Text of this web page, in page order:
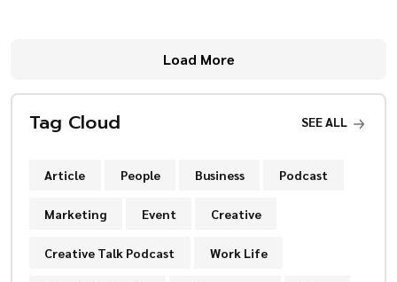
Load More
Tag Cloud SEE ALL
Article People Business Podcast
Marketing Event Creative
Creative Talk Podcast Work Life